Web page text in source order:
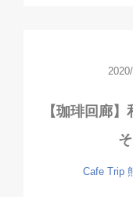
【珈琲回廊
Cafe Trip